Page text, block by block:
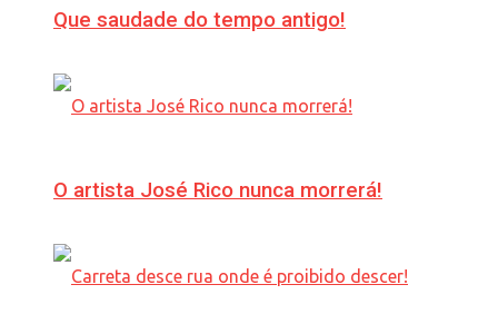
Que saudade do tempo antigo!
O artista José Rico nunca morrerá!